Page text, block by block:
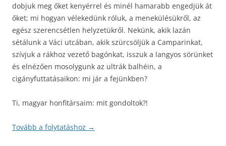
dobjuk meg őket kenyérrel és minél hamarabb engedjük át
őket; mi hogyan vélekedünk róluk, a menekülésükről, az
egész szerencsétlen helyzetükről. Nekünk, akik lazán
sétálunk a Váci utcában, akik szürcsöljük a Camparinkat,
szívjuk a rákhoz vezető bagónkat, isszuk a langyos sörünket
és elnézően mosolygunk az ultrák balhéin, a
cigányfuttatásaikon: mi jár a fejünkben?
Ti, magyar honfitársaim: mit gondoltok?!
Tovább a folytatáshoz →